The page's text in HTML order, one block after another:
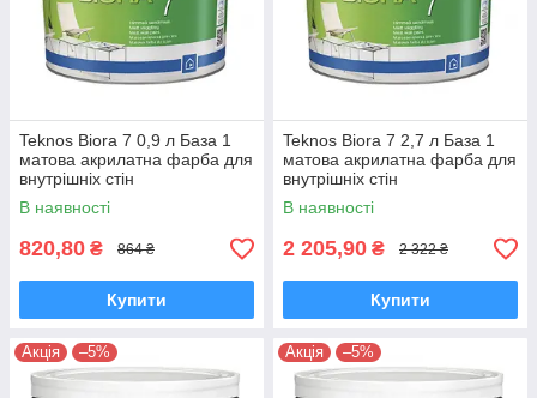
Teknos Biora 7 0,9 л База 1
матова акрилатна фарба для
внутрішніх стін
В наявності
820,80 ₴ 864 ₴
Купити
Teknos Biora 7 2,7 л База 1
матова акрилатна фарба для
внутрішніх стін
В наявності
2 205,90 ₴ 2 322 ₴
Купити
Акція –5% Акція –5%